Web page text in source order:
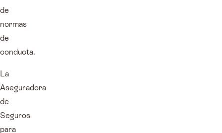
de
normas
de
conducta.
La
Aseguradora
de
Seguros
para